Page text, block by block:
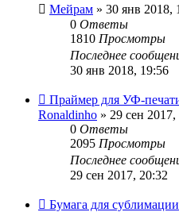
Мейрам » 30 янв 2018,
0 Ответы
1810 Просмотры
Последнее
30 янв 2018, 19:56
Праймер для УФ-
Ronaldinho » 29 сен 2017,
0 Ответы
2095 Просмотры
Последнее
29 сен 2017, 20:32
Бумага для сублимации